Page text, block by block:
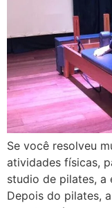
Se você resolveu
atividades físicas,
studio de pilates, a
Depois do pilates,